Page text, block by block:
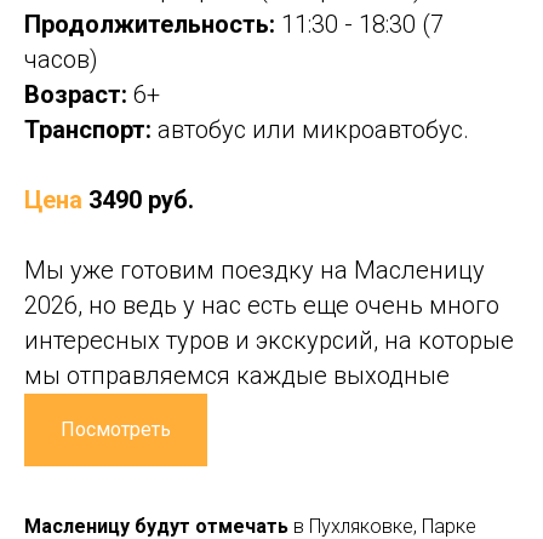
Продолжительность: 11:30 - 18:30 (7
часов)
Возраст: 6+
Транспорт: автобус или микроавтобус.
Цена 3490 руб.
Мы уже готовим поездку на Масленицу
2026, но ведь у нас есть еще очень много
интересных туров и экскурсий, на которые
мы отправляемся каждые выходные
Посмотреть
Масленицу будут отмечать в Пухляковке, Парке